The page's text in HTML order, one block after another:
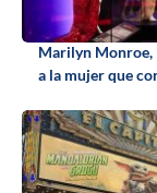
Marilyn Monroe,
a la mujer que